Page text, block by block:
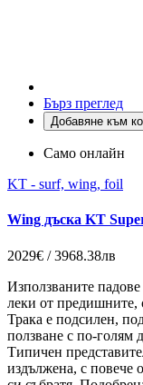
Бърз преглед
Добавяне към
Само онлайн
KT - surf, wing, foil
Wing дъска KT
2029€ / 3968.38лв
Използваните
леки от предишните,
Трака е подсилен,
ползване с по-голям
Типичен
издължена, с повече